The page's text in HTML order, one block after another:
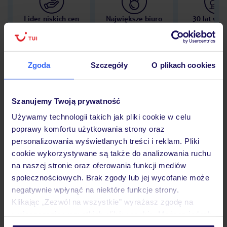
Zgoda Szczegóły O plikach cookies
Szanujemy Twoją prywatność
Używamy technologii takich jak pliki cookie w celu
poprawy komfortu użytkowania strony oraz
personalizowania wyświetlanych treści i reklam. Pliki
cookie wykorzystywane są także do analizowania ruchu
na naszej stronie oraz oferowania funkcji mediów
społecznościowych. Brak zgody lub jej wycofanie może
negatywnie wpłynąć na niektóre funkcje strony.
Klikając „Zezwól na wszystkie” wyrażasz zgodę na
Lider niskich cen
Największe biuro
30 lat w
Opinie
Pokoje
Wyżywienie